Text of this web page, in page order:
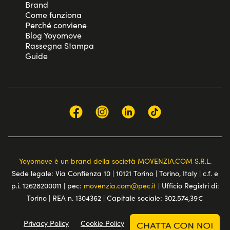
Brand
Come funziona
Perché conviene
Blog Yoyomove
Rassegna Stampa
Guide
Yoyomove è un brand della società MOVENZIA.COM S.R.L.
Sede legale: Via Confienza 10 | 10121 Torino | Torino, Italy | c.f. e
p.i. 12628200011 | pec: movenzia.com@pec.it| Ufficio Registri di:
Torino | REA n. 1304362 | Capitale sociale: 302.574,39€
Privacy Policy Cookie Policy Terms and conditions